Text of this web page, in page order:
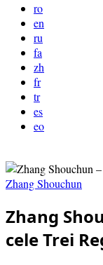
ro
en
ru
fa
zh
fr
tr
es
eo
Zhang Shouchun
Zhang
cele Trei